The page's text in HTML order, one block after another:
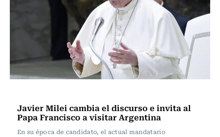
Javier Milei cambia el discurso e invita al
Papa Francisco a visitar Argentina
En su época de candidato, el actual mandatario